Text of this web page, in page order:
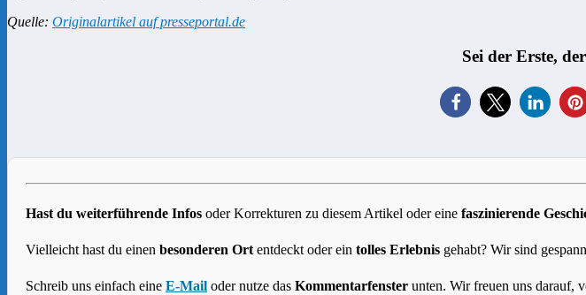
Quelle: Originalartikel auf presseportal.de
Sei der Erste,
Hast du weiterführende Infos oder Korrekturen zu diesem Artikel oder eine faszinierende
Vielleicht hast du einen besonderen Ort entdeckt oder ein tolles Erlebnis gehabt? Wir sind
Schreib uns einfach eine E-Mail oder nutze das Kommentarfenster unten. Wir freuen uns darauf,